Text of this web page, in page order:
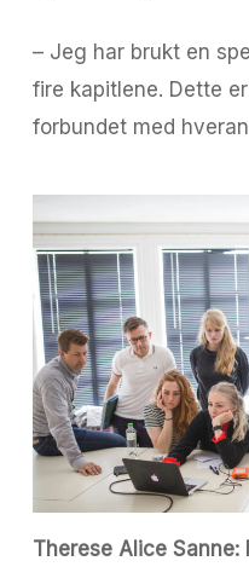
– Jeg har brukt en
fire kapitlene. Dette
forbundet med
Therese Alice Sanne: